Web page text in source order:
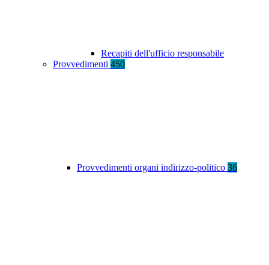
Recapiti dell'ufficio responsabile
Provvedimenti 450
Provvedimenti organi indirizzo-politico 36